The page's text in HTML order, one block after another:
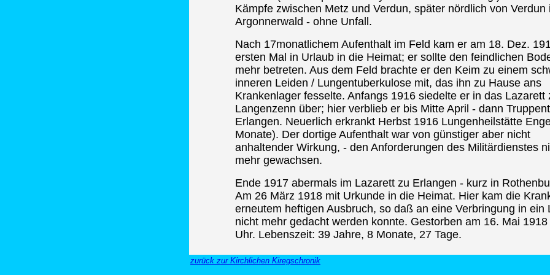
Kämpfe zwischen Metz und Verdun, später nördlich von Verdun
Argonnerwald - ohne Unfall.
Nach 17monatlichem Aufenthalt im Feld kam er am 18. Dez.
ersten Mal in Urlaub in die Heimat; er sollte den feindlichen
mehr betreten. Aus dem Feld brachte er den Keim zu einem
inneren Leiden / Lungentuberkulose mit, das ihn zu Hause ans
Krankenlager fesselte. Anfangs 1916 siedelte er in das Lazarett
Langenzenn über; hier verblieb er bis Mitte April - dann
Erlangen. Neuerlich erkrankt Herbst 1916 Lungenheilstätte
Monate). Der dortige Aufenthalt war von günstiger aber nicht
anhaltender Wirkung, - den Anforderungen des Militärdienstes
mehr gewachsen.
Ende 1917 abermals im Lazarett zu Erlangen - kurz in
Am 26 März 1918 mit Urkunde in die Heimat. Hier kam die
erneutem heftigen Ausbruch, so daß an eine Verbringung in ein
nicht mehr gedacht werden konnte. Gestorben am 16. Mai
Uhr. Lebenszeit: 39 Jahre, 8 Monate, 27 Tage.
zurück zur Kirchlichen Kiregschronik